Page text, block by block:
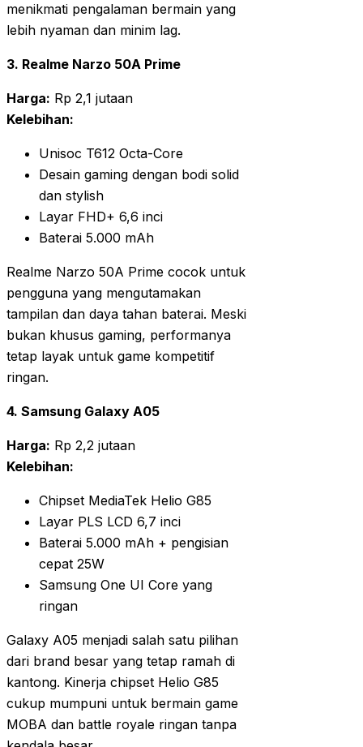
menikmati pengalaman bermain yang
lebih nyaman dan minim lag.
3. Realme Narzo 50A Prime
Harga: Rp 2,1 jutaan
Kelebihan:
Unisoc T612 Octa-Core
Desain gaming dengan bodi solid
dan stylish
Layar FHD+ 6,6 inci
Baterai 5.000 mAh
Realme Narzo 50A Prime cocok untuk
pengguna yang mengutamakan
tampilan dan daya tahan baterai. Meski
bukan khusus gaming, performanya
tetap layak untuk game kompetitif
ringan.
4. Samsung Galaxy A05
Harga: Rp 2,2 jutaan
Kelebihan:
Chipset MediaTek Helio G85
Layar PLS LCD 6,7 inci
Baterai 5.000 mAh + pengisian
cepat 25W
Samsung One UI Core yang
ringan
Galaxy A05 menjadi salah satu pilihan
dari brand besar yang tetap ramah di
kantong. Kinerja chipset Helio G85
cukup mumpuni untuk bermain game
MOBA dan battle royale ringan tanpa